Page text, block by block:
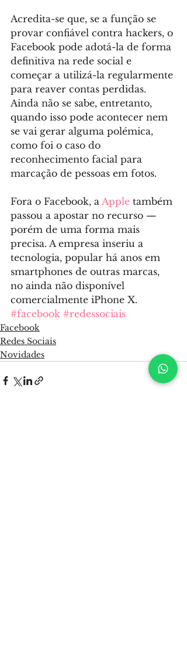
Acredita-se que, se a função se
provar confiável contra hackers, o
Facebook pode adotá-la de forma
definitiva na rede social e
começar a utilizá-la regularmente
para reaver contas perdidas.
Ainda não se sabe, entretanto,
quando isso pode acontecer nem
se vai gerar alguma polémica,
como foi o caso do
reconhecimento facial para
marcação de pessoas em fotos.
Fora o Facebook, a Apple também
passou a apostar no recurso —
porém de uma forma mais
precisa. A empresa inseriu a
tecnologia, popular há anos em
smartphones de outras marcas,
no ainda não disponível
comercialmente iPhone X.
#facebook #redessociais
Facebook
Redes Sociais
Novidades